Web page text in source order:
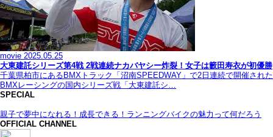
movie 2025.05.25
大東建託シリーズ第4戦 2戦連続ナカバヤシー炸裂！女子は籔田寿衣が初優勝
千葉県柏市にあるBMXトラック「沼南SPEEDWAY」で2日連続で開催された
BMXレーシングの国内シリーズ戦「大東建託シ…
SPECIAL
親子で夢中になれる！成長できる！ランニングバイクの魅力って何だろう
OFFICIAL CHANNEL